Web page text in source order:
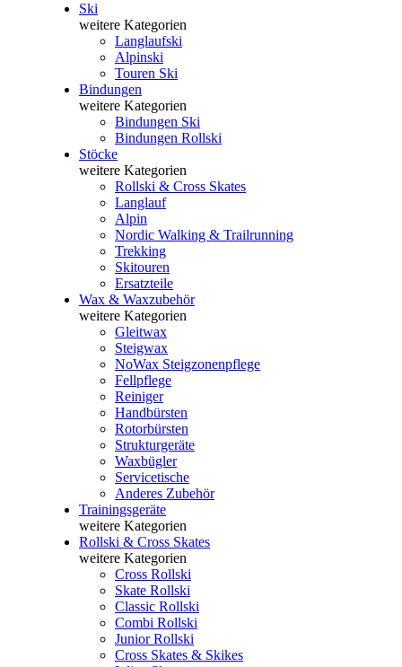
Ski
weitere Kategorien
Langlaufski
Alpinski
Touren Ski
Bindungen
weitere Kategorien
Bindungen Ski
Bindungen Rollski
Stöcke
weitere Kategorien
Rollski & Cross Skates
Langlauf
Alpin
Nordic Walking & Trailrunning
Trekking
Skitouren
Ersatzteile
Wax & Waxzubehör
weitere Kategorien
Gleitwax
Steigwax
NoWax Steigzonenpflege
Fellpflege
Reiniger
Handbürsten
Rotorbürsten
Strukturgeräte
Waxbügler
Servicetische
Anderes Zubehör
Trainingsgeräte
weitere Kategorien
Rollski & Cross Skates
weitere Kategorien
Cross Rollski
Skate Rollski
Classic Rollski
Combi Rollski
Junior Rollski
Cross Skates & Skikes